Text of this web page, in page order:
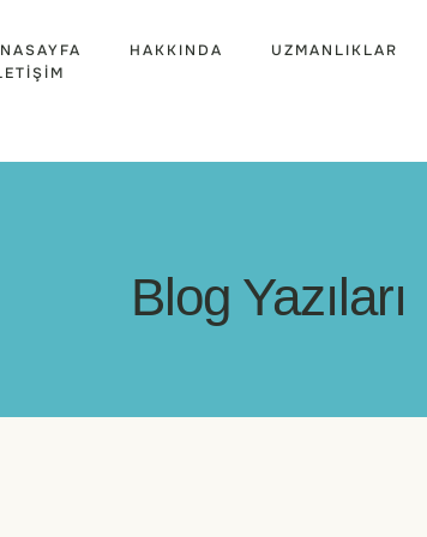
HAKKINDA UZMANLIKLAR
Blog Yazıları